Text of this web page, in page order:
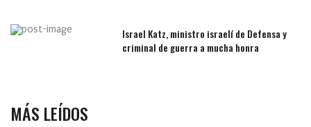
Israel Katz, ministro israelí de Defensa y
criminal de guerra a mucha honra
MÁS LEÍDOS